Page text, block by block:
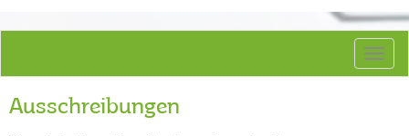
Ausschreibungen